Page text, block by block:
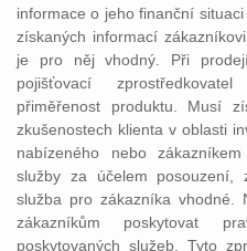
informace o jeho finanční
získaných informací
je pro něj vhodný. Při
pojišťovací
přiměřenost produktu. Musí
zkušenostech klienta v oblasti
nabízeného nebo
služby za účelem posouzení,
služba pro zákazníka vhodné.
zákazníkům poskytovat
poskytovaných služeb. Tyto